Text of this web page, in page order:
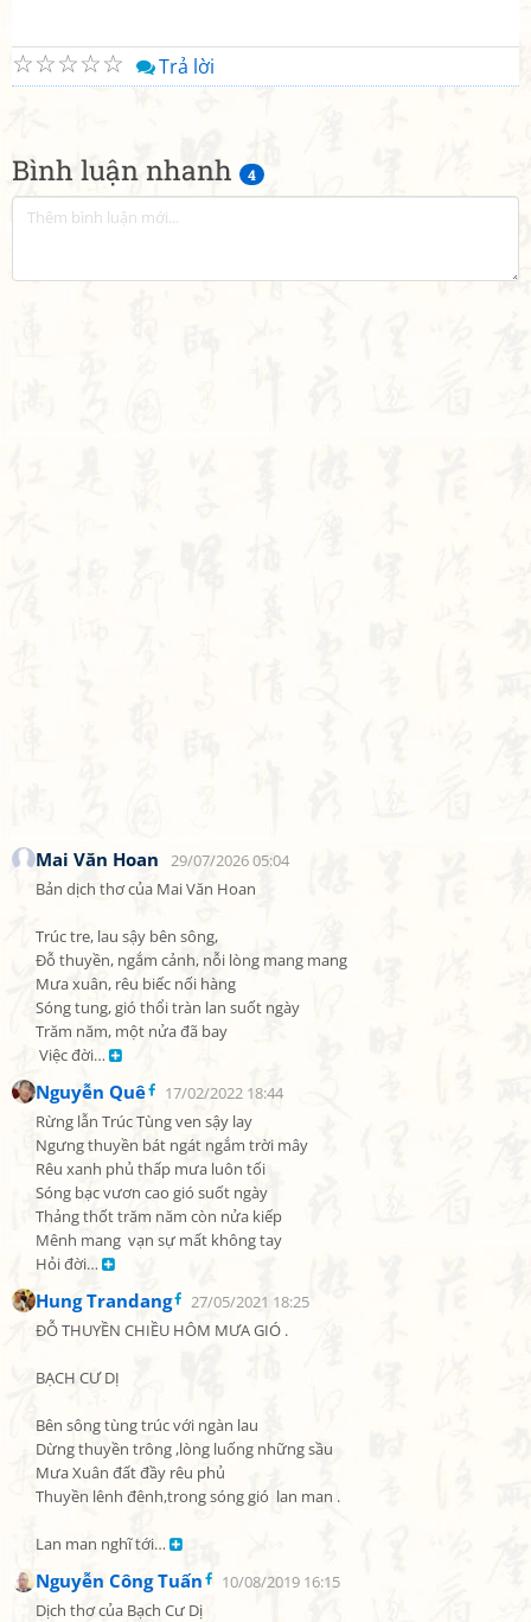
Bình luận nhanh 4
Mai Văn Hoan
29/07/2026 05:04
Bản dịch thơ của Mai Văn Hoan
Trúc tre, lau sậy bên sông,
Đỗ thuyền, ngắm cảnh, nỗi lòng mang mang
Mưa xuân, rêu biếc nối hàng
Sóng tung, gió thổi tràn lan suốt ngày
Trăm năm, một nửa đã bay
Việc đời…
Nguyễn Quê
17/02/2022 18:44
Rừng lẫn Trúc Tùng ven sậy lay
Ngưng thuyền bát ngát ngắm trời mây
Rêu xanh phủ thấp mưa luôn tối
Sóng bạc vươn cao gió suốt ngày
Thảng thốt trăm năm còn nửa kiếp
Mênh mang  vạn sự mất không tay
Hỏi đời…
Hung Trandang
27/05/2021 18:25
ĐỖ THUYỀN CHIỀU HÔM MƯA GIÓ .
BẠCH CƯ DỊ
Bên sông tùng trúc với ngàn lau
Dừng thuyền trông ,lòng luống những sầu
Mưa Xuân đất đầy rêu phủ
Thuyền lênh đênh,trong sóng gió  lan man .
Lan man nghĩ tới…
Nguyễn Công Tuấn
10/08/2019 16:15
Dịch thơ của Bạch Cư Dị
☆
☆
☆
☆
☆ Trả lời